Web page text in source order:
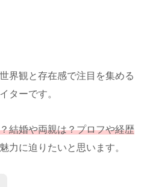
界観と存在感で注目を集める
ターです。
結婚や両親は？プロフや経歴
力に迫りたいと思います。